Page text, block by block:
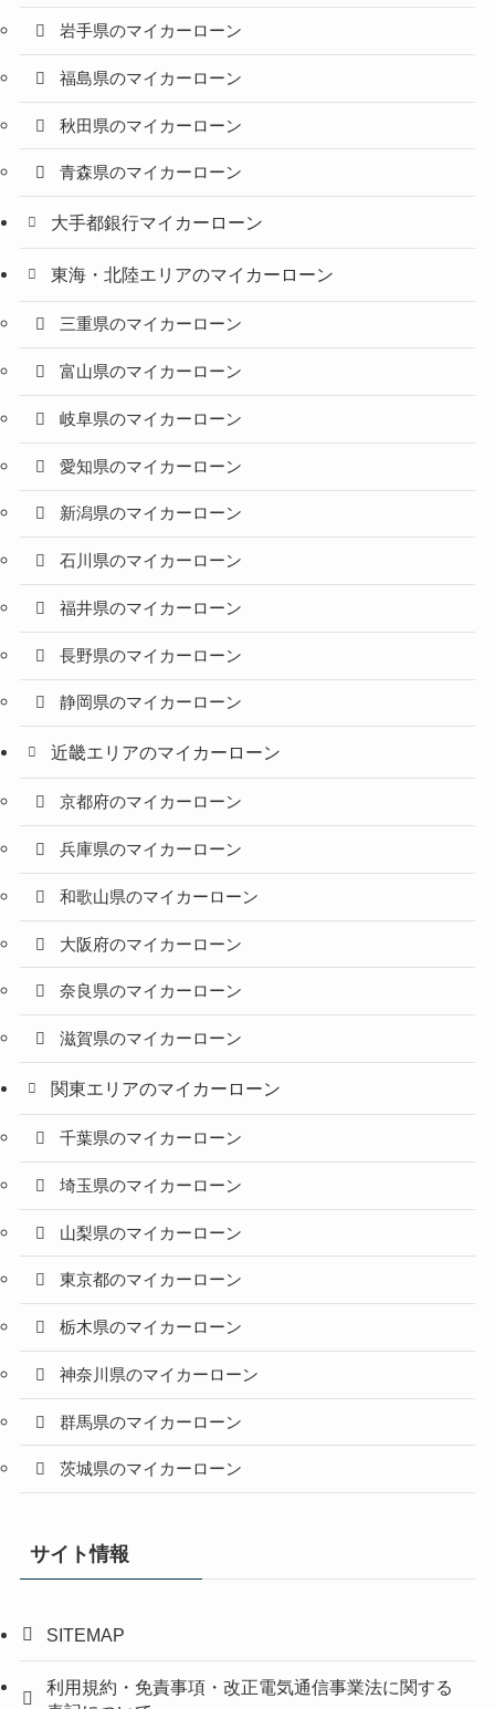
岩手県のマイカーローン
福島県のマイカーローン
秋田県のマイカーローン
青森県のマイカーローン
大手都銀行マイカーローン
東海・北陸エリアのマイカーローン
三重県のマイカーローン
富山県のマイカーローン
岐阜県のマイカーローン
愛知県のマイカーローン
新潟県のマイカーローン
石川県のマイカーローン
福井県のマイカーローン
長野県のマイカーローン
静岡県のマイカーローン
近畿エリアのマイカーローン
京都府のマイカーローン
兵庫県のマイカーローン
和歌山県のマイカーローン
大阪府のマイカーローン
奈良県のマイカーローン
滋賀県のマイカーローン
関東エリアのマイカーローン
千葉県のマイカーローン
埼玉県のマイカーローン
山梨県のマイカーローン
東京都のマイカーローン
栃木県のマイカーローン
神奈川県のマイカーローン
群馬県のマイカーローン
茨城県のマイカーローン
サイト情報
SITEMAP
利用規約・免責事項・改正電気通信事業法に関する